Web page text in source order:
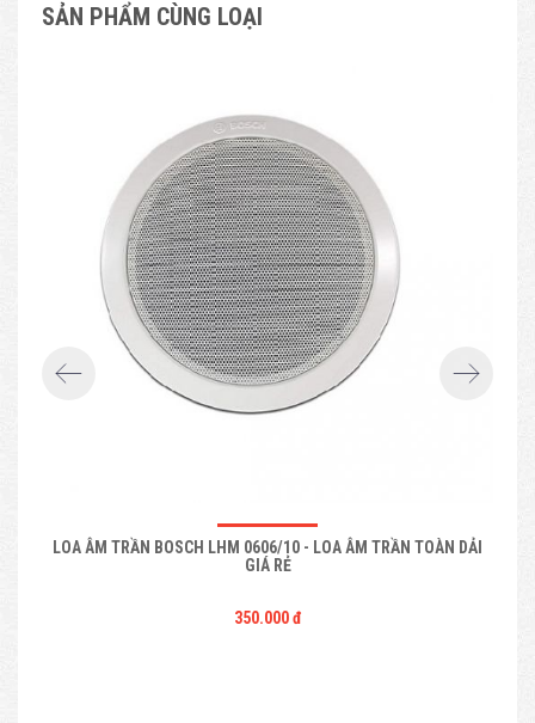
SẢN PHẨM CÙNG LOẠI
LOA ÂM TRẦN BOSCH LHM 0606/10 - LOA ÂM TRẦN TOÀN DẢI
GIÁ RẺ
350.000 đ